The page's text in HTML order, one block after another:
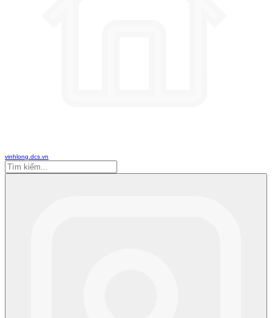
vinhlong.dcs.vn